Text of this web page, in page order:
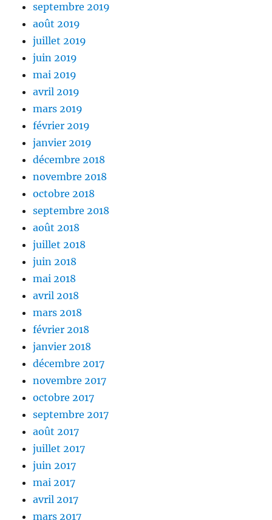
septembre 2019
août 2019
juillet 2019
juin 2019
mai 2019
avril 2019
mars 2019
février 2019
janvier 2019
décembre 2018
novembre 2018
octobre 2018
septembre 2018
août 2018
juillet 2018
juin 2018
mai 2018
avril 2018
mars 2018
février 2018
janvier 2018
décembre 2017
novembre 2017
octobre 2017
septembre 2017
août 2017
juillet 2017
juin 2017
mai 2017
avril 2017
mars 2017